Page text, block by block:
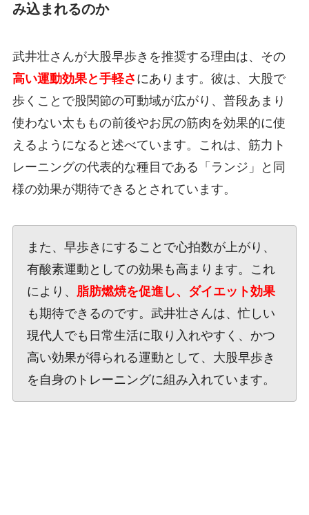
み込まれるのか
武井壮さんが大股早歩きを推奨する理由は、その
高い運動効果と手軽さ にあります。彼は、大股で
歩くことで股関節の可動域が広がり、普段あまり
使わない太ももの前後やお尻の筋肉を効果的に使
えるようになると述べています。これは、筋力ト
レーニングの代表的な種目である「ランジ」と同
様の効果が期待できるとされています。
また、早歩きにすることで心拍数が上がり、
有酸素運動としての効果も高まります。これ
により、
脂肪燃焼を促進し、ダイエット効果
も期待できるのです。武井壮さんは、忙しい
現代人でも日常生活に取り入れやすく、かつ
高い効果が得られる運動として、大股早歩き
を自身のトレーニングに組み入れています。